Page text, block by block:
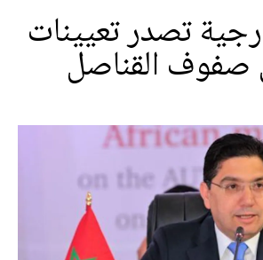
تصدر تعيينات
صفوف القناصل